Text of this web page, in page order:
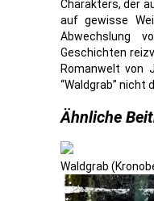
Charakters, der
auf gewisse
Abwechslung
Geschichten
Romanwelt von
“Waldgrab”
Ähnliche
Waldgrab